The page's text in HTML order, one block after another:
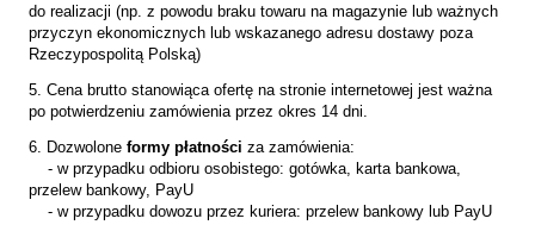
do realizacji (np. z powodu braku towaru na magazynie lub ważnych
przyczyn ekonomicznych lub wskazanego adresu dostawy poza
Rzeczypospolitą Polską)
5. Cena brutto stanowiąca ofertę na stronie internetowej jest ważna
po potwierdzeniu zamówienia przez okres 14 dni.
6. Dozwolone formy płatności za zamówienia:
- w przypadku odbioru osobistego: gotówka, karta bankowa,
przelew bankowy, PayU
- w przypadku dowozu przez kuriera: przelew bankowy lub PayU